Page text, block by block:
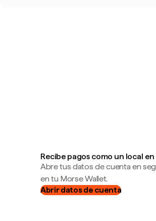
Recibe pagos como un local
Abre tus datos de cuenta en
en tu Morse Wallet.
Abrir datos de cuenta